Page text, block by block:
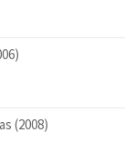
(2008)